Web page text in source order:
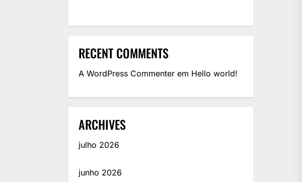
RECENT COMMENTS
A WordPress Commenter em Hello world!
ARCHIVES
julho 2026
junho 2026